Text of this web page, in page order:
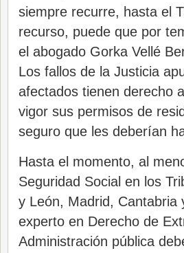
siempre recurre, hasta el
recurso, puede que por
el abogado Gorka Vellé
Los fallos de la Justicia
afectados tienen derecho
vigor sus permisos de
seguro que les deberían
Hasta el momento, al
Seguridad Social en los
y León, Madrid, Cantabria
experto en Derecho de
Administración pública